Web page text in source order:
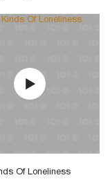
Of Loneliness